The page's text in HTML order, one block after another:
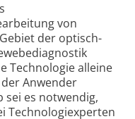
von
der optisch-
Technologie alleine
Anwender
sei es notwendig,
Technologiexperten